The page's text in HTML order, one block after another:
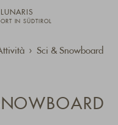
IN SÜDTIROL
Sci & Snowboard